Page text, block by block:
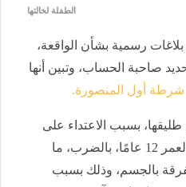
الطفلة لخالتها
رسمية بشأن الواقعة،
صاحبة الحساب، وتبين أنها
أول المنصورة.
بسبب الاعتداء على
نجلتهما، وهي طالبة تبلغ من العمر 12 عامًا، بالضرب، ما
بالجسم، وذلك بسبب